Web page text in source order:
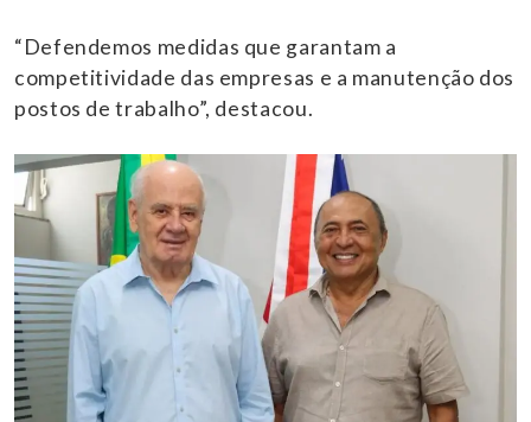
“Defendemos medidas que garantam a
competitividade das empresas e a manutenção dos
postos de trabalho”, destacou.